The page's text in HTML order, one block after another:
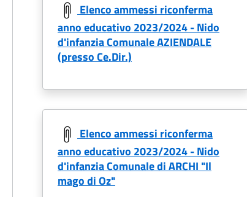
Elenco ammessi riconferma
anno educativo 2023/2024 - Nido
d'infanzia Comunale AZIENDALE
(presso Ce.Dir.)
Elenco ammessi riconferma
anno educativo 2023/2024 - Nido
d'infanzia Comunale di ARCHI "Il
mago di Oz"